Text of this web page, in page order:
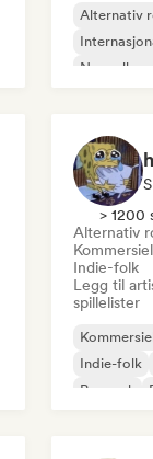
Alternativ
Nouvelle
> 1200
Alternativ
Indie-folk
Legg til
spillelister
Indie-folk
Poprock